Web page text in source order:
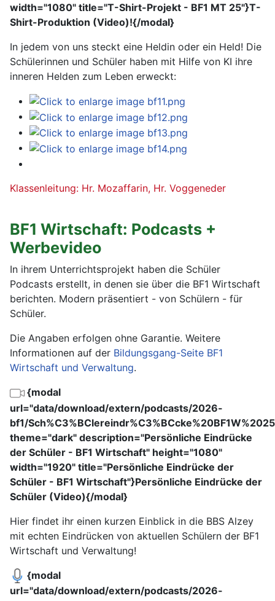
width="1080" title="T-Shirt-Projekt - BF1 MT 25"}T-
Shirt-Produktion (Video)!{/modal}
In jedem von uns steckt eine Heldin oder ein Held! Die
Schülerinnen und Schüler haben mit Hilfe von KI ihre
inneren Helden zum Leben erweckt:
Klassenleitung: Hr. Mozaffarin, Hr. Voggeneder
BF1 Wirtschaft: Podcasts +
Werbevideo
In ihrem Unterrichtsprojekt haben die Schüler
Podcasts erstellt, in denen sie über die BF1 Wirtschaft
berichten. Modern präsentiert - von Schülern - für
Schüler.
Die Angaben erfolgen ohne Garantie. Weitere
Informationen auf der Bildungsgang-Seite BF1
Wirtschaft und Verwaltung.
{modal
url="data/download/extern/podcasts/2026-
bf1/
theme="dark" description="Persönliche Eindrücke
der Schüler - BF1 Wirtschaft" height="1080"
width="1920" title="Persönliche Eindrücke der
Schüler - BF1 Wirtschaft"}Persönliche Eindrücke der
Schüler (Video){/modal}
Hier findet ihr einen kurzen Einblick in die BBS Alzey
mit echten Eindrücken von aktuellen Schülern der BF1
Wirtschaft und Verwaltung!
{modal
url="data/download/extern/podcasts/2026-